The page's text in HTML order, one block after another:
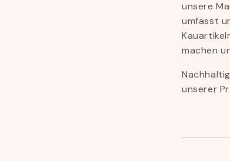
unsere
umfasst
machen
unserer